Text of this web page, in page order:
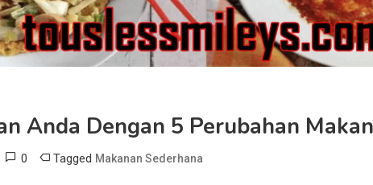
Anda Dengan 5 Perubahan
0 Tagged Makanan Sederhana